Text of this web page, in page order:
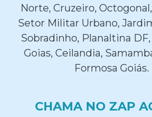
Norte, Cruzeiro,
Setor Militar Urbano,
Sobradinho, Planaltina
Goias, Ceilandia,
Formosa Goiás.
CHAMA NO ZAP